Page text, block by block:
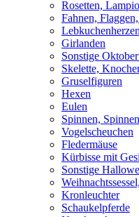
Rosetten,
Fahnen,
Lebkuchenherzen
Girlanden
Sonstige
Skelette,
Gruselfiguren
Hexen
Eulen
Spinnen,
Vogelscheuchen
Fledermäuse
Kürbisse mit
Sonstige
Kronleuchter
Schaukelpferde